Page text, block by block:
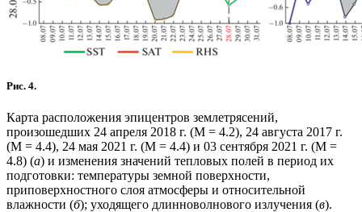
Рис. 4.
Карта расположения эпицентров землетрясений,
произошедших 24 апреля 2018 г. (М = 4.2), 24 августа 2017 г.
(М = 4.4), 24 мая 2021 г. (М = 4.4) и 03 сентября 2021 г. (М =
4.8) (а) и изменения значений тепловых полей в период их
подготовки: температуры земной поверхности,
приповерхностного слоя атмосферы и относительной
влажности (б); уходящего длинноволнового излучения (в).